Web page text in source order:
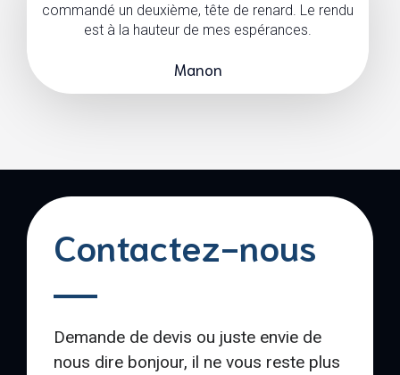
commandé un deuxième, tête de renard. Le rendu
est à la hauteur de mes espérances.
Manon
Contactez-nous
Demande de devis ou juste envie de
nous dire bonjour, il ne vous reste plus